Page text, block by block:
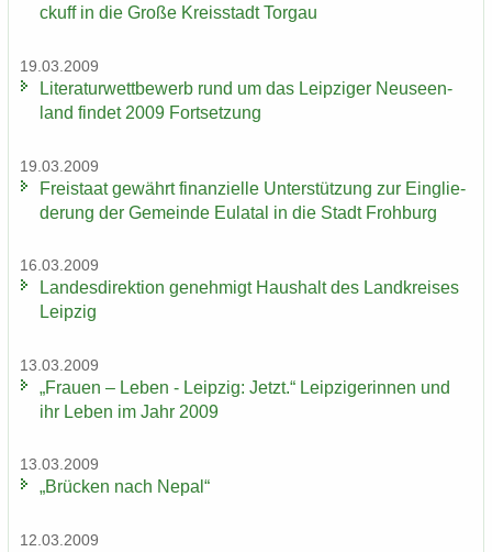
ckuff in die Große Kreis­stadt Tor­gau
19.03.2009
Li­te­ra­tur­wett­be­werb rund um das Leip­zi­ger Neu­seen­
land fin­det 2009 Fort­set­zung
19.03.2009
Frei­staat ge­währt fi­nan­zi­el­le Un­ter­stüt­zung zur Ein­glie­
de­rung der Ge­mein­de Eu­la­tal in die Stadt Froh­burg
16.03.2009
Lan­des­di­rek­ti­on ge­neh­migt Haus­halt des Land­krei­ses
Leip­zig
13.03.2009
„Frau­en – Leben - Leip­zig: Jetzt.“ Leip­zi­ge­rin­nen und
ihr Leben im Jahr 2009
13.03.2009
„Brü­cken nach Nepal“
12.03.2009